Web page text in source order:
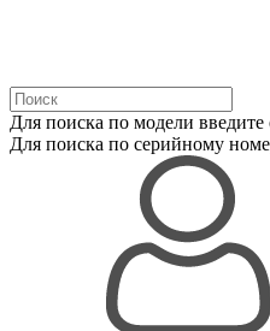
Для поиска по модели
Для поиска по серийному